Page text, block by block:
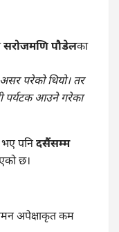
सरोजमणि पौडेलका
परेको थियो। तर
पर्यटक आउने गरेका
पनिदसैंसम्म
छ।
अपेक्षाकृत कम